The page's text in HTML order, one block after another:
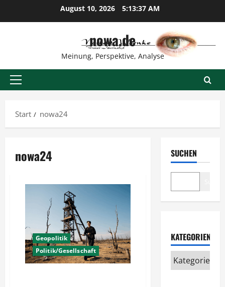
August 10, 2026 5:13:38 AM
nowa.de
Meinung, Perspektive, Analyse
Primäres
Start
nowa24
nowa24
Geopolitik
Politik/Gesellschaft
SUCHEN
KATEGORIEN